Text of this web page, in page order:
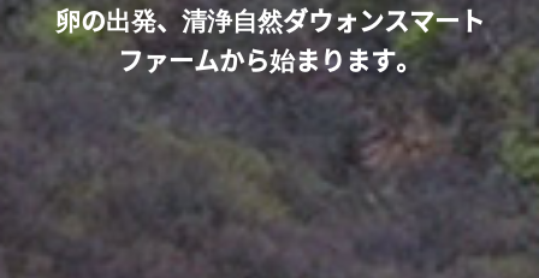
卵の出発、清浄自然ダウォンスマート
ファームから始まります。